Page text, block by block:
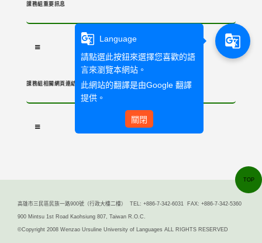
課務組重要訊息
課務組相關網頁連結
高雄市三民區民族一路900號（行政大樓二樓） TEL: +886-7-342-6031 FAX: +886-7-342-5360
900 Mintsu 1st Road Kaohsiung 807, Taiwan R.O.C.
©Copyright 2008 Wenzao Ursuline University of Languages ALL RIGHTS RESERVED
TOP
g_translate
Language
請點選此按鈕來選擇您喜歡的語
言來瀏覽本網站。
此網站的翻譯是由Google 翻譯
提供。
關閉
g_translate